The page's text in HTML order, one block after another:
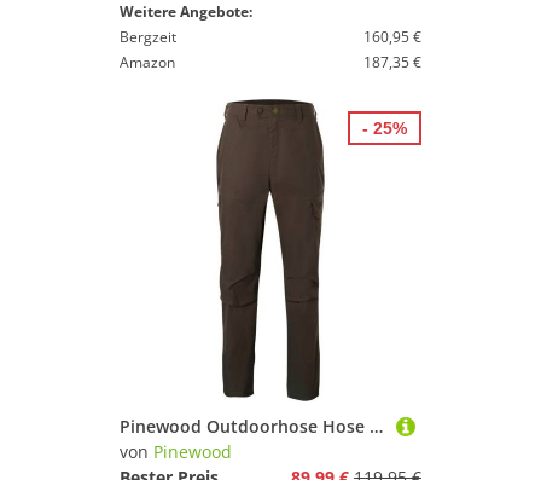
Weitere Angebote:
Bergzeit
160,95 €
Amazon
187,35 €
Pinewood Outdoorhose Hose Finnveden Outdoor
von Pinewood
- 25%